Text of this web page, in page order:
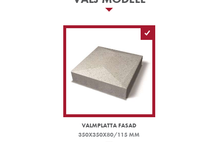
VALMPLATTA FASAD
350X350X80/115 MM